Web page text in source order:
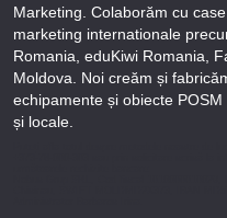
Marketing. Colaborăm cu
marketing internationale
Romania, eduKiwi Romania,
Moldova. Noi creăm și
echipamente și obiecte
și locale.